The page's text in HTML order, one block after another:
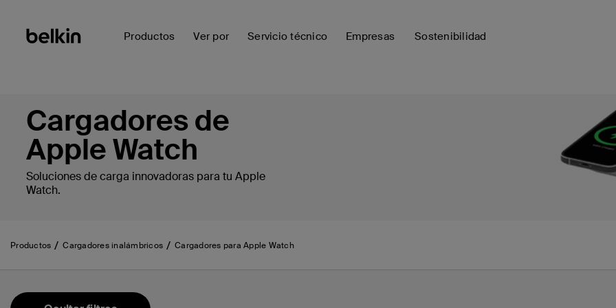
Productos Ver por Servicio técnico Empresas Sostenibilidad
Cargadores de
Apple Watch
Soluciones de carga innovadoras para tu Apple
Watch.
Productos Cargadores inalámbricos Cargadores para Apple Watch